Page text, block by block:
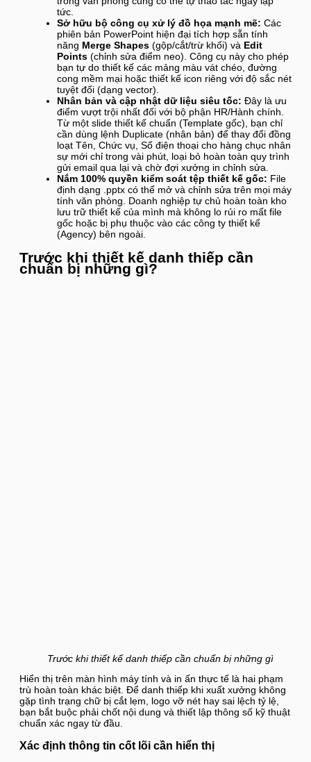
tức.
Sở hữu bộ công cụ xử lý đồ họa mạnh mẽ: Các
phiên bản PowerPoint hiện đại tích hợp sẵn tính
năng Merge Shapes(gộp/cắt/trừ khối) và Edit
Points(chỉnh sửa điểm neo). Công cụ này cho phép
bạn tự do thiết kế các mảng màu vát chéo, đường
cong mềm mại hoặc thiết kế icon riêng với độ sắc nét
tuyệt đối (dạng vector).
Nhân bản và cập nhật dữ liệu siêu tốc: Đây là ưu
điểm vượt trội nhất đối với bộ phận HR/Hành chính.
Từ một slide thiết kế chuẩn (Template gốc), bạn chỉ
cần dùng lệnh Duplicate (nhân bản) để thay đổi đồng
loạt Tên, Chức vụ, Số điện thoại cho hàng chục nhân
sự mới chỉ trong vài phút, loại bỏ hoàn toàn quy trình
gửi email qua lại và chờ đợi xưởng in chỉnh sửa.
Nắm 100% quyền kiểm soát tệp thiết kế gốc: File
định dạng .pptx có thể mở và chỉnh sửa trên mọi máy
tính văn phòng. Doanh nghiệp tự chủ hoàn toàn kho
lưu trữ thiết kế của mình mà không lo rủi ro mất file
gốc hoặc bị phụ thuộc vào các công ty thiết kế
(Agency) bên ngoài.
Trước khi thiết kế danh thiếp cần
chuẩn bị những gì?
Trước khi thiết kế danh thiếp cần chuẩn bị những gì
Hiển thị trên màn hình máy tính và in ấn thực tế là hai phạm
trù hoàn toàn khác biệt. Để danh thiếp khi xuất xưởng không
gặp tình trạng chữ bị cắt lẹm, logo vỡ nét hay sai lệch tỷ lệ,
bạn bắt buộc phải chốt nội dung và thiết lập thông số kỹ thuật
chuẩn xác ngay từ đầu.
Xác định thông tin cốt lõi cần hiển thị